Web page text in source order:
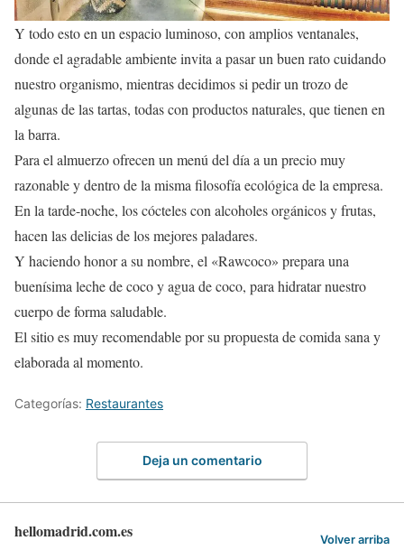
Y todo esto en un espacio luminoso, con amplios ventanales,
donde el agradable ambiente invita a pasar un buen rato cuidando
nuestro organismo, mientras decidimos si pedir un trozo de
algunas de las tartas, todas con productos naturales, que tienen en
la barra.
Para el almuerzo ofrecen un menú del día a un precio muy
razonable y dentro de la misma filosofía ecológica de la empresa.
En la tarde-noche, los cócteles con alcoholes orgánicos y frutas,
hacen las delicias de los mejores paladares.
Y haciendo honor a su nombre, el «Rawcoco» prepara una
buenísima leche de coco y agua de coco, para hidratar nuestro
cuerpo de forma saludable.
El sitio es muy recomendable por su propuesta de comida sana y
elaborada al momento.
Categorías: Restaurantes
Deja un comentario
hellomadrid.com.es Volver arriba